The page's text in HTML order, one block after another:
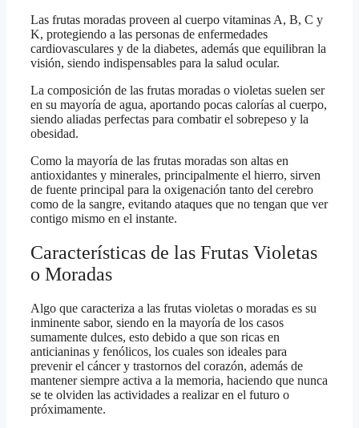
Las frutas moradas proveen al cuerpo vitaminas A, B, C y
K, protegiendo a las personas de enfermedades
cardiovasculares y de la diabetes, además que equilibran la
visión, siendo indispensables para la salud ocular.
La composición de las frutas moradas o violetas suelen ser
en su mayoría de agua, aportando pocas calorías al cuerpo,
siendo aliadas perfectas para combatir el sobrepeso y la
obesidad.
Como la mayoría de las frutas moradas son altas en
antioxidantes y minerales, principalmente el hierro, sirven
de fuente principal para la oxigenación tanto del cerebro
como de la sangre, evitando ataques que no tengan que ver
contigo mismo en el instante.
Características de las Frutas Violetas
o Moradas
Algo que caracteriza a las frutas violetas o moradas es su
inminente sabor, siendo en la mayoría de los casos
sumamente dulces, esto debido a que son ricas en
anticianinas y fenólicos, los cuales son ideales para
prevenir el cáncer y trastornos del corazón, además de
mantener siempre activa a la memoria, haciendo que nunca
se te olviden las actividades a realizar en el futuro o
próximamente.